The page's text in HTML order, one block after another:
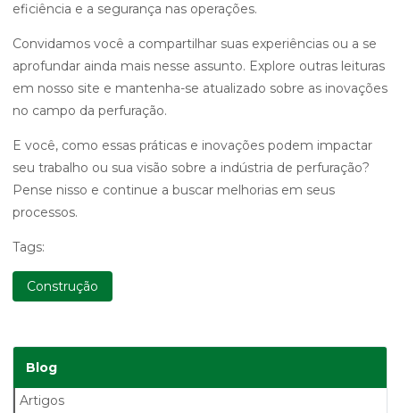
eficiência e a segurança nas operações.
Convidamos você a compartilhar suas experiências ou a se
aprofundar ainda mais nesse assunto. Explore outras leituras
em nosso site e mantenha-se atualizado sobre as inovações
no campo da perfuração.
E você, como essas práticas e inovações podem impactar
seu trabalho ou sua visão sobre a indústria de perfuração?
Pense nisso e continue a buscar melhorias em seus
processos.
Tags:
Construção
Blog
Artigos